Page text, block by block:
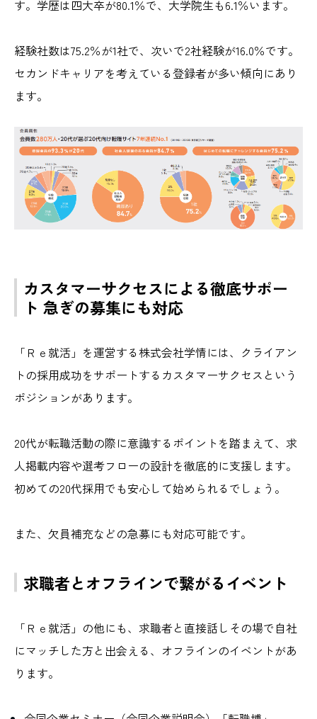
す。 学歴は四大卒が80.1％で、大学院生も6.1％います。
経験社数は75.2％が1社で、次いで2社経験が16.0％です。
セカンドキャリアを考えている登録者が多い傾向にあり
ます。
カスタマーサクセスによる徹底サポー
ト 急ぎの募集にも対応
「Ｒｅ就活」を運営する株式会社学情には、クライアン
トの採用成功をサポートするカスタマーサクセスという
ポジションがあります。
20代が転職活動の際に意識するポイントを踏まえて、求
人掲載内容や選考フローの設計を徹底的に支援します。
初めての20代採用でも安心して始められるでしょう。
また、欠員補充などの急募にも対応可能です。
求職者とオフラインで繋がるイベント
「Ｒｅ就活」の他にも、求職者と直接話しその場で自社
にマッチした方と出会える、オフラインのイベントがあ
ります。